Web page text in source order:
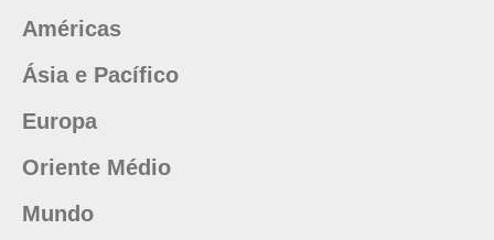
Américas
Ásia e Pacífico
Europa
Oriente Médio
Mundo